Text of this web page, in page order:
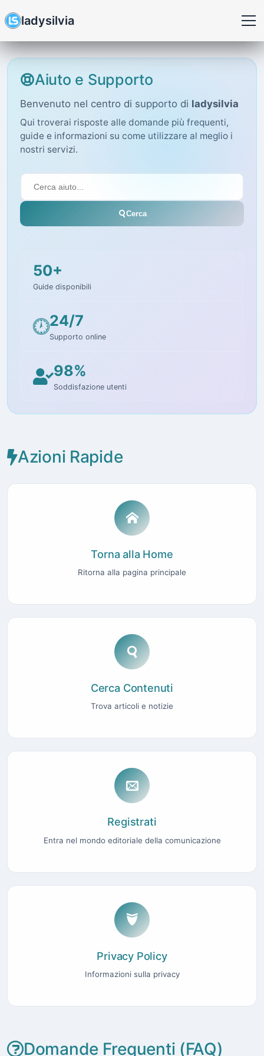
ladysilvia
Aiuto e Supporto
Benvenuto nel centro di supporto di ladysilvia
Qui troverai risposte alle domande più frequenti,
guide e informazioni su come utilizzare al meglio i
nostri servizi.
Cerca
50+
Guide disponibili
24/7
Supporto online
98%
Soddisfazione utenti
Azioni Rapide
Torna alla Home
Ritorna alla pagina principale
Cerca Contenuti
Trova articoli e notizie
Registrati
Entra nel mondo editoriale della comunicazione
Privacy Policy
Informazioni sulla privacy
Domande Frequenti (FAQ)